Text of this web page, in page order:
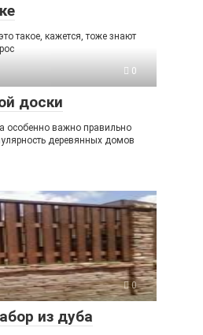
такое, кажется, тоже знают
0
доски
особенно важно правильно
деревянных домов
0
из дуба